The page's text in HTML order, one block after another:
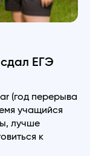
ЕГЭ
(год перерыва
учащийся
лучше
к